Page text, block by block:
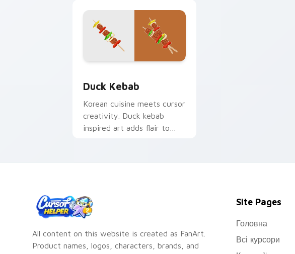
Duck Kebab
Korean cuisine meets cursor
creativity. Duck kebab
inspired art adds flair to
All content on this website is created as FanArt.
Product names, logos, characters, brands, and
Site Pages
Головна
Всі курсори